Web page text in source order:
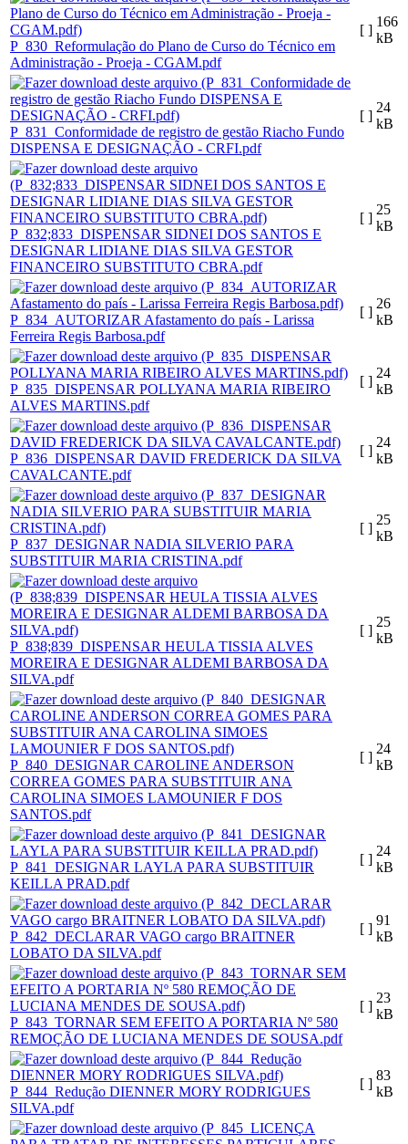
P_830_Reformulação do Plano de Curso do Técnico em
Administração - Proeja - CGAM.pdf
[ ]
166
kB
P_831_Conformidade de registro de gestão Riacho Fundo
DISPENSA E DESIGNAÇÃO - CRFI.pdf
[ ]
24
kB
P_832;833_DISPENSAR SIDNEI DOS SANTOS E
DESIGNAR LIDIANE DIAS SILVA GESTOR
FINANCEIRO SUBSTITUTO CBRA.pdf
[ ]
25
kB
P_834_AUTORIZAR Afastamento do país - Larissa
Ferreira Regis Barbosa.pdf
[ ]
26
kB
P_835_DISPENSAR POLLYANA MARIA RIBEIRO
ALVES MARTINS.pdf
[ ]
24
kB
P_836_DISPENSAR DAVID FREDERICK DA SILVA
CAVALCANTE.pdf
[ ]
24
kB
P_837_DESIGNAR NADIA SILVERIO PARA
SUBSTITUIR MARIA CRISTINA.pdf
[ ]
25
kB
P_838;839_DISPENSAR HEULA TISSIA ALVES
MOREIRA E DESIGNAR ALDEMI BARBOSA DA
SILVA.pdf
[ ]
25
kB
P_840_DESIGNAR CAROLINE ANDERSON
CORREA GOMES PARA SUBSTITUIR ANA
CAROLINA SIMOES LAMOUNIER F DOS
SANTOS.pdf
[ ]
24
kB
P_841_DESIGNAR LAYLA PARA SUBSTITUIR
KEILLA PRAD.pdf
[ ]
24
kB
P_842_DECLARAR VAGO cargo BRAITNER
LOBATO DA SILVA.pdf
[ ]
91
kB
P_843_TORNAR SEM EFEITO A PORTARIA Nº 580
REMOÇÃO DE LUCIANA MENDES DE SOUSA.pdf
[ ]
23
kB
P_844_Redução DIENNER MORY RODRIGUES
SILVA.pdf
[ ]
83
kB